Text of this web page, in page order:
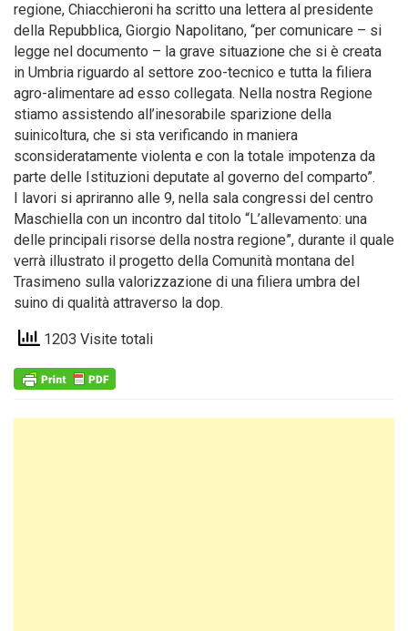
regione, Chiacchieroni ha scritto una lettera al presidente
della Repubblica, Giorgio Napolitano, “per comunicare – si
legge nel documento – la grave situazione che si è creata
in Umbria riguardo al settore zoo-tecnico e tutta la filiera
agro-alimentare ad esso collegata. Nella nostra Regione
stiamo assistendo all’inesorabile sparizione della
suinicoltura, che si sta verificando in maniera
sconsideratamente violenta e con la totale impotenza da
parte delle Istituzioni deputate al governo del comparto”.
I lavori si apriranno alle 9, nella sala congressi del centro
Maschiella con un incontro dal titolo “L’allevamento: una
delle principali risorse della nostra regione”, durante il quale
verrà illustrato il progetto della Comunità montana del
Trasimeno sulla valorizzazione di una filiera umbra del
suino di qualità attraverso la dop.
1203 Visite totali